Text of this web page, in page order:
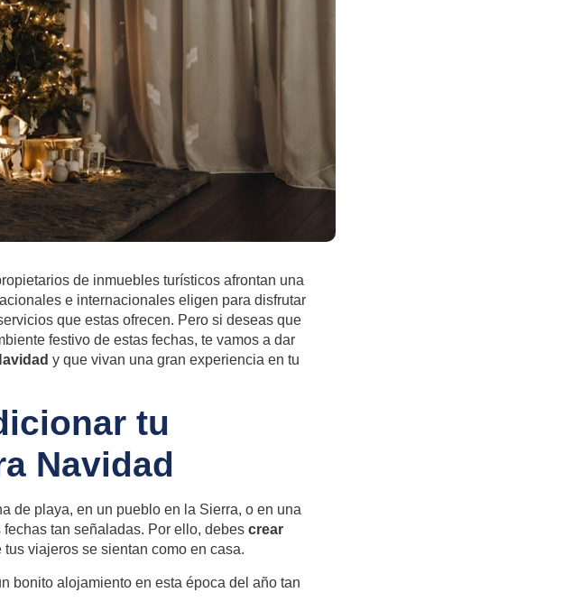
de inmuebles turísticos afrontan una
e internacionales eligen para disfrutar
que estas ofrecen. Pero si deseas que
festivo de estas fechas, te vamos a dar
y que vivan una gran experiencia en tu
tu
Navidad
de playa, en un pueblo en la Sierra, o en una
tan señaladas. Por ello, debes crear
tus viajeros se sientan como en casa.
bonito alojamiento en esta época del año tan